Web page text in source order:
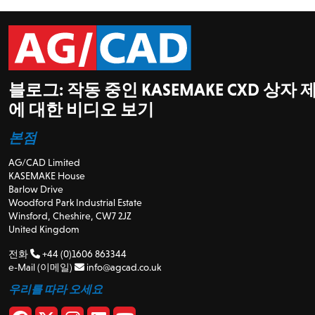
블로그: 작동 중인 KASEMAKE CXD 상자
에 대한 비디오 보기
본점
AG/CAD Limited
KASEMAKE House
Barlow Drive
Woodford Park Industrial Estate
Winsford, Cheshire, CW7 2JZ
United Kingdom
전화
+44 (0)1606 863344
e-Mail (이메일)
info@agcad.co.uk
우리를 따라 오세요